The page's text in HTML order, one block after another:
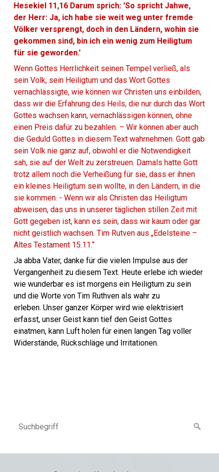
Hesekiel 11,16 Darum sprich: 'So spricht Jahwe,
der Herr: Ja, ich habe sie weit weg unter fremde
Völker versprengt, doch in den Ländern, wohin sie
gekommen sind, bin ich ein wenig zum Heiligtum
für sie geworden.'
Wenn Gottes Herrlichkeit seinen Tempel verließ, als
sein Volk, sein Heiligtum und das Wort Gottes
vernachlässigte, wie können wir Christen uns einbilden,
dass wir die Erfahrung des Heils, die nur durch das Wort
Gottes wachsen kann, vernachlässigen können, ohne
einen Preis dafür zu bezahlen. – Wir können aber auch
die Geduld Gottes in diesem Text wahrnehmen. Gott gab
sein Volk nie ganz auf, obwohl er die Notwendigkeit
sah, sie auf der Welt zu zerstreuen. Damals hatte Gott
trotz allem noch die Verheißung für sie, dass er ihnen
ein kleines Heiligtum sein wollte, in den Ländern, in die
sie kommen. - Wenn wir als Christen das Heiligtum
abweisen, das uns in unserer täglichen stillen Zeit mit
Gott gegeben ist, kann es sein, dass wir kaum oder gar
nicht geistlich wachsen. Tim Rutven aus „Edelsteine –
Altes Testament 15.11.“
Ja abba Vater, danke für die vielen Impulse aus der
Vergangenheit zu diesem Text. Heute erlebe ich wieder
wie wunderbar es ist morgens ein Heiligtum zu sein
und die Worte von Tim Ruthven als wahr zu
erleben. Unser ganzer Körper wird wie elektrisiert
erfasst, unser Geist kann tief den Geist Gottes
einatmen, kann Luft holen für einen langen Tag voller
Widerstände, Rückschläge und Irritationen.